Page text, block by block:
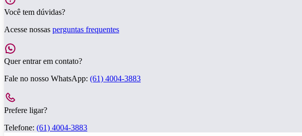
Você tem dúvidas?
Acesse nossas perguntas frequentes
Quer entrar em contato?
Fale no nosso WhatsApp: (61) 4004-3883
Prefere ligar?
Telefone: (61) 4004-3883